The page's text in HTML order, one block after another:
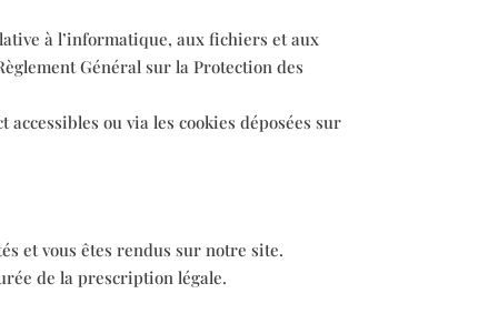
à l’informatique, aux fichiers et aux
Général sur la Protection des
ou via les cookies déposées sur
et vous êtes rendus sur notre site.
de la prescription légale.